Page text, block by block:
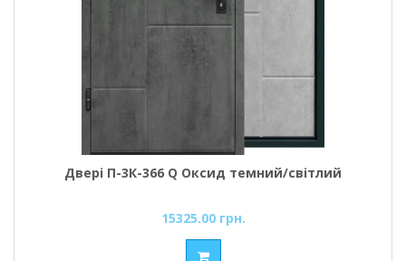
Двері П-3К-366 Q Оксид темний/світлий
15325.00 грн.